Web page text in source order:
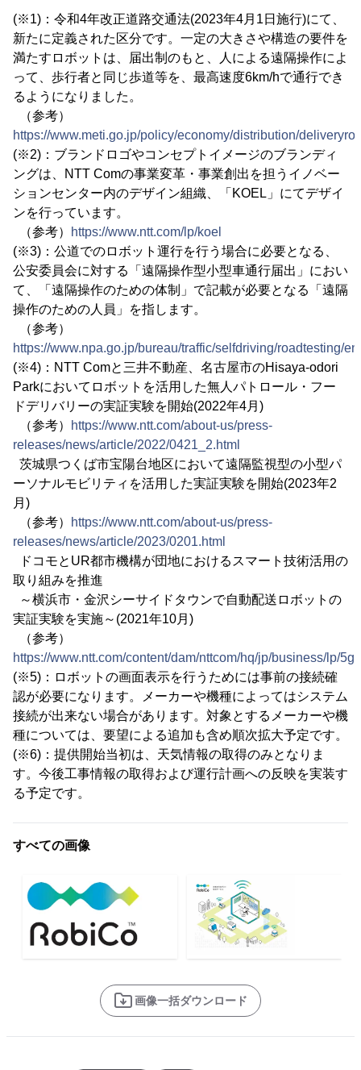
(※1)：令和4年改正道路交通法(2023年4月1日施行)にて、
新たに定義された区分です。一定の大きさや構造の要件を
満たすロボットは、届出制のもと、人による遠隔操作によ
って、歩行者と同じ歩道等を、最高速度6km/hで通行でき
るようになりました。
（参考）
https://www.meti.go.jp/policy/economy/distribution/
(※2)：ブランドロゴやコンセプトイメージのブランディ
ングは、NTT Comの事業変革・事業創出を担うイノベー
ションセンター内のデザイン組織、「KOEL」にてデザイ
ンを行っています。
（参考）
https://www.ntt.com/lp/koel
(※3)：公道でのロボット運行を行う場合に必要となる、
公安委員会に対する「遠隔操作型小型車通行届出」におい
て、「遠隔操作のための体制」で記載が必要となる「遠隔
操作のための人員」を指します。
（参考）
https://www.npa.go.jp/bureau/traffic/selfdriving/roadtesting/
(※4)：NTT Comと三井不動産、名古屋市のHisaya-odori
Parkにおいてロボットを活用した無人パトロール・フー
ドデリバリーの実証実験を開始(2022年4月)
（参考）
https://www.ntt.com/about-us/press-
releases/news/article/2022/0421_2.html
茨城県つくば市宝陽台地区において遠隔監視型の小型パ
ーソナルモビリティを活用した実証実験を開始(2023年2
月)
（参考）
https://www.ntt.com/about-us/press-
releases/news/article/2023/0201.html
ドコモとUR都市機構が団地におけるスマート技術活用の
取り組みを推進
～横浜市・金沢シーサイドタウンで自動配送ロボットの
実証実験を実施～(2021年10月)
（参考）
https://www.ntt.com/content/dam/nttcom/hq/jp/business/lp/
(※5)：ロボットの画面表示を行うためには事前の接続確
認が必要になります。メーカーや機種によってはシステム
接続が出来ない場合があります。対象とするメーカーや機
種については、要望による追加も含め順次拡大予定です。
(※6)：提供開始当初は、天気情報の取得のみとなりま
す。今後工事情報の取得および運行計画への反映を実装す
る予定です。
すべての画像
画像一括ダウンロード